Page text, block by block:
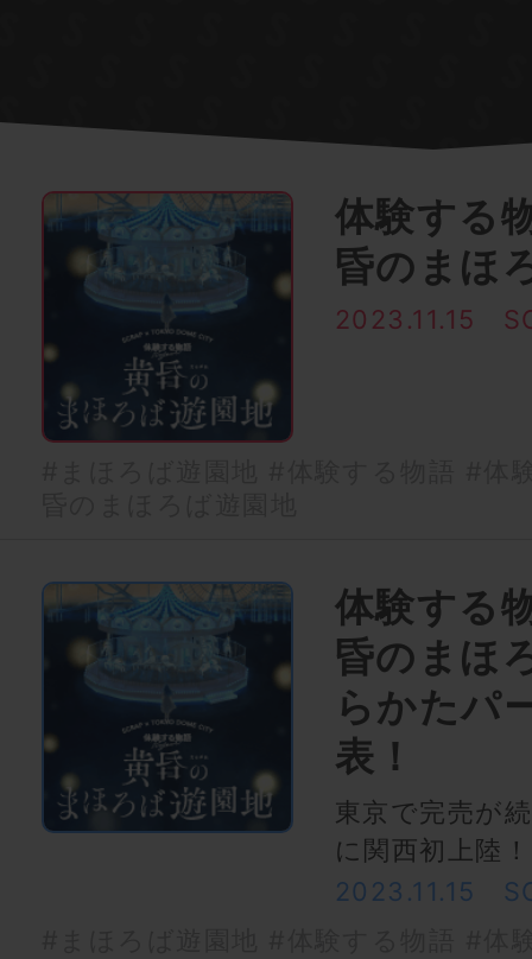
体験する
昏のまほ
2023.11.15
体験する
昏のまほ
らかたパ
表！
東京で完売が
に関西初上陸！
2023.11.15